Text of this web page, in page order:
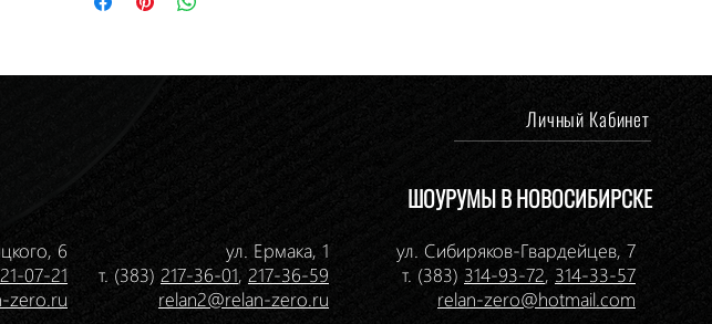
Цвет: коричневый
Личный Кабинет
ШОУРУМЫ В НОВОСИБИРСКЕ
6
07-21
zero.ru
ул. Ермака, 1
т. (383) 217-36-01, 217-36-59
relan2@relan-zero.ru
ул. Сибиряков-Гвардейцев, 7
т. (383) 314-93-72, 314-33-57
relan-zero@hotmail.com